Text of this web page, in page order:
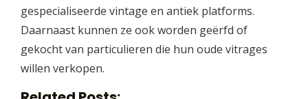
gespecialiseerde vintage en antiek platforms.
Daarnaast kunnen ze ook worden geërfd of
gekocht van particulieren die hun oude vitrages
willen verkopen.